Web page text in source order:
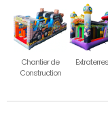
Chantier de
Construction